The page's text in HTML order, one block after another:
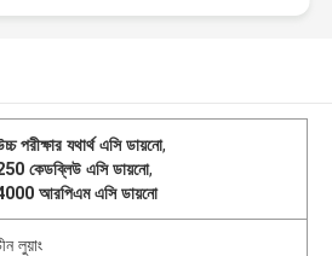
পরীক্ষার যথার্থ এসি ডায়নো,
কেডব্লিউ এসি ডায়নো,
আরপিএম এসি ডায়নো
লুয়াং